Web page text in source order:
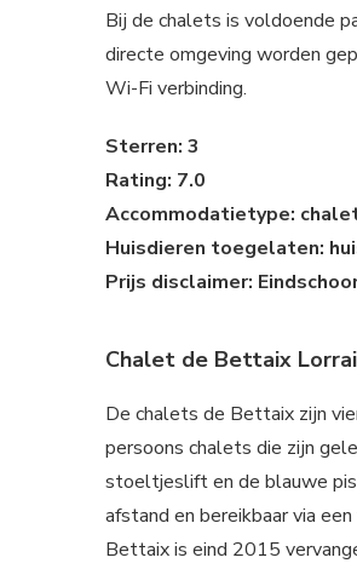
Bij de chalets is voldoende
directe omgeving worden
Wi-Fi verbinding.
Sterren: 3
Rating: 7.0
Accommodatietype:
Huisdieren toegelaten:
Prijs disclaimer:
Chalet de Bettaix
De chalets de Bettaix zijn
persoons chalets die zijn
stoeltjeslift en de blauwe
afstand en bereikbaar via
Bettaix is eind 2015